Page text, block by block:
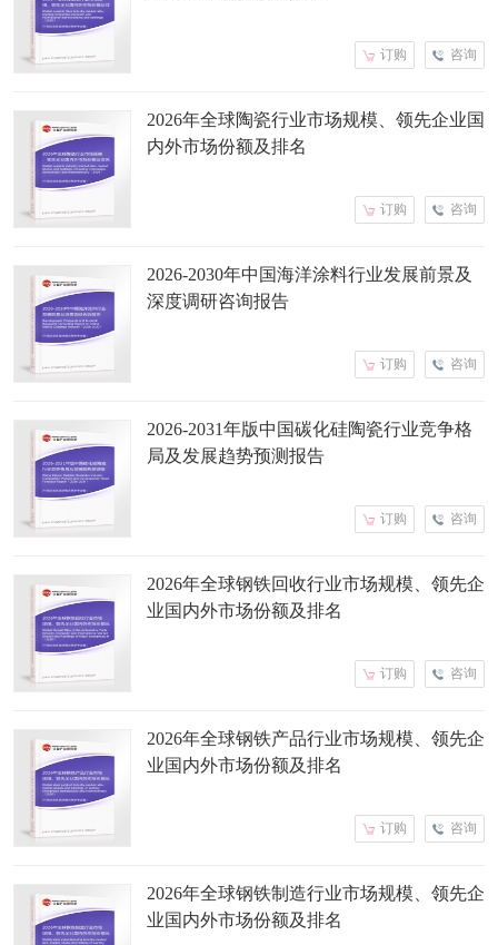
咨询
订购
2026年全球陶瓷行业市场规模、领先企业国
内外市场份额及排名
咨询
订购
2026-2030年中国海洋涂料行业发展前景及
深度调研咨询报告
咨询
订购
2026-2031年版中国碳化硅陶瓷行业竞争格
局及发展趋势预测报告
咨询
订购
2026年全球钢铁回收行业市场规模、领先企
业国内外市场份额及排名
咨询
订购
2026年全球钢铁产品行业市场规模、领先企
业国内外市场份额及排名
咨询
订购
2026年全球钢铁制造行业市场规模、领先企
业国内外市场份额及排名